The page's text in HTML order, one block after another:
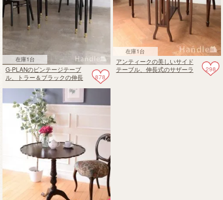
在庫1台
878
G-PLANのビンテージテーブ
ル、トラー＆ブラックの伸長
在庫1台
298
アンティークの美しいサイド
テーブル、伸長式のサザーラ